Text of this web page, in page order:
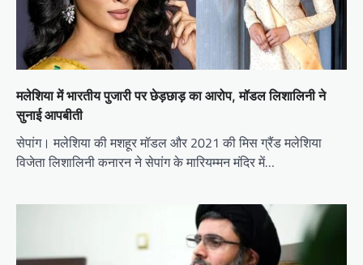
मलेशिया में भारतीय पुजारी पर छेड़छाड़ का आरोप, मॉडल लिशालिनी ने
सुनाई आपबीती
सेपांग। मलेशिया की मशहूर मॉडल और 2021 की मिस ग्रैंड मलेशिया
विजेता लिशालिनी कनारन ने सेपांग के मारियम्मन मंदिर में…